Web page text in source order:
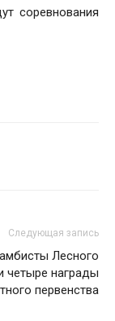
соревнования
Следующая запись
Лесного
четыре награды
первенства